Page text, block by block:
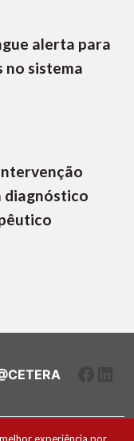
alerta para
no sistema
diagnóstico